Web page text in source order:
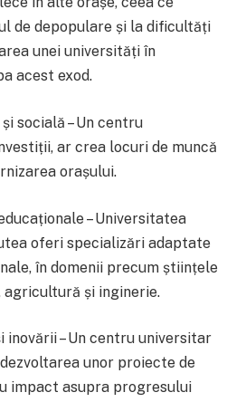
de depopulare și la dificultăți
unei universități în
acest exod.
socială – Un centru
ar crea locuri de muncă
orașului.
– Universitatea
oferi specializări adaptate
în domenii precum științele
agricultură și inginerie.
– Un centru universitar
unor proiecte de
impact asupra progresului